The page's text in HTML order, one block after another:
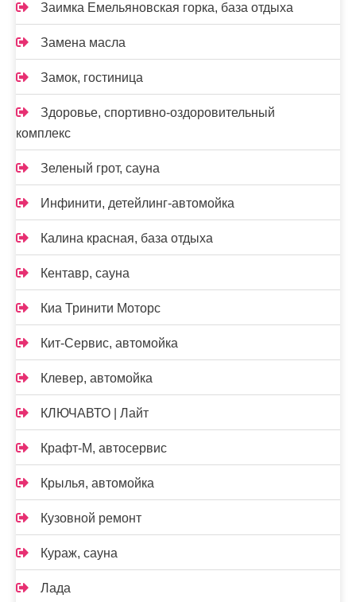
Заимка Емельяновская горка, база отдыха
Замена масла
Замок, гостиница
Здоровье, спортивно-оздоровительный
комплекс
Зеленый грот, сауна
Инфинити, детейлинг-автомойка
Калина красная, база отдыха
Кентавр, сауна
Киа Тринити Моторс
Кит-Сервис, автомойка
Клевер, автомойка
КЛЮЧАВТО | Лайт
Крафт-М, автосервис
Крылья, автомойка
Кузовной ремонт
Кураж, сауна
Лада